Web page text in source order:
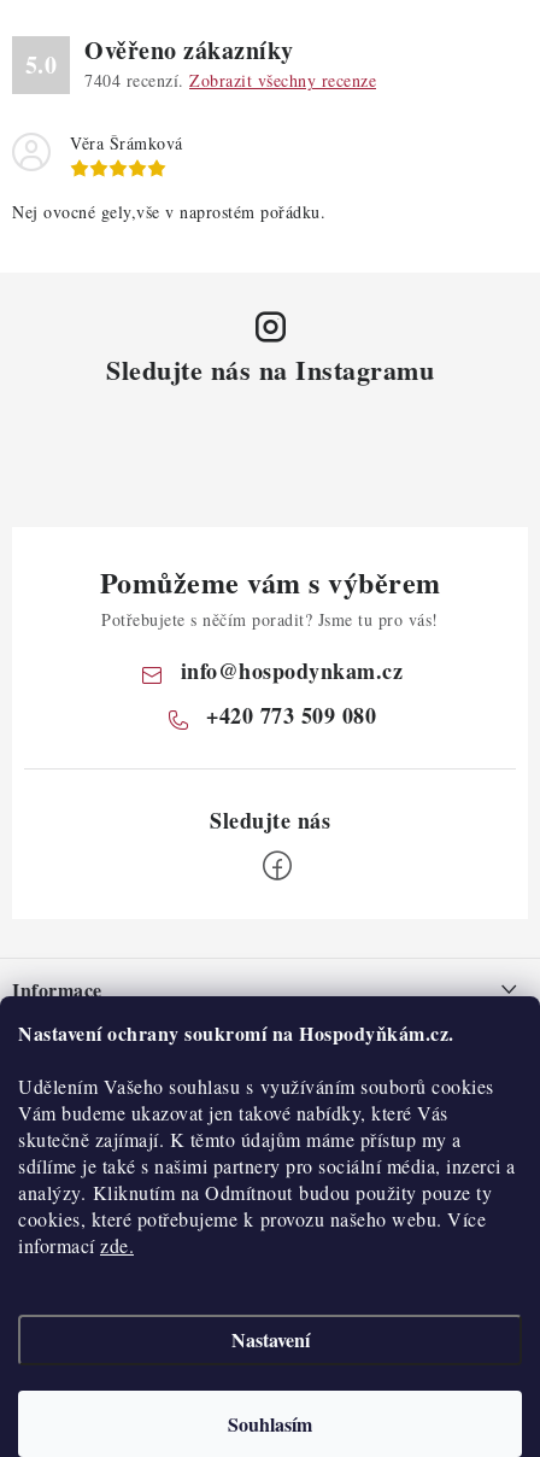
Nastavení ochrany soukromí na Hospodyňkám.cz.
Udělením Vašeho souhlasu s využíváním souborů cookies
Vám budeme ukazovat jen takové nabídky, které Vás
skutečně zajímají. K těmto údajům máme přístup my a
sdílíme je také s našimi partnery pro sociální média, inzerci a
analýzy. Kliknutím na Odmítnout budou použity pouze ty
cookies, které potřebujeme k provozu našeho webu. Více
informacízde.
Nastavení
Souhlasím
5.0 Ověřeno zákazníky
7404 recenzí. Zobrazit všechny recenze
Věra Šrámková
Nej ovocné gely,vše v naprostém pořádku.
Sledujte nás na Instagramu
Pomůžeme vám s výběrem
Potřebujete s něčím poradit? Jsme tu pro vás!
info@hospodynkam.cz
+420 773 509 080
pInformace
Nepřevzetí zásilky na dobírku
Obchodní podmínky
Hodnocení obchodu
Blog
Moje objednávka
O nás
Historie
Kontakty
O nákupu
Reklamace a vratky
Výdejní místa
Velkoobchod
Vytvořil Shoptet
cookies